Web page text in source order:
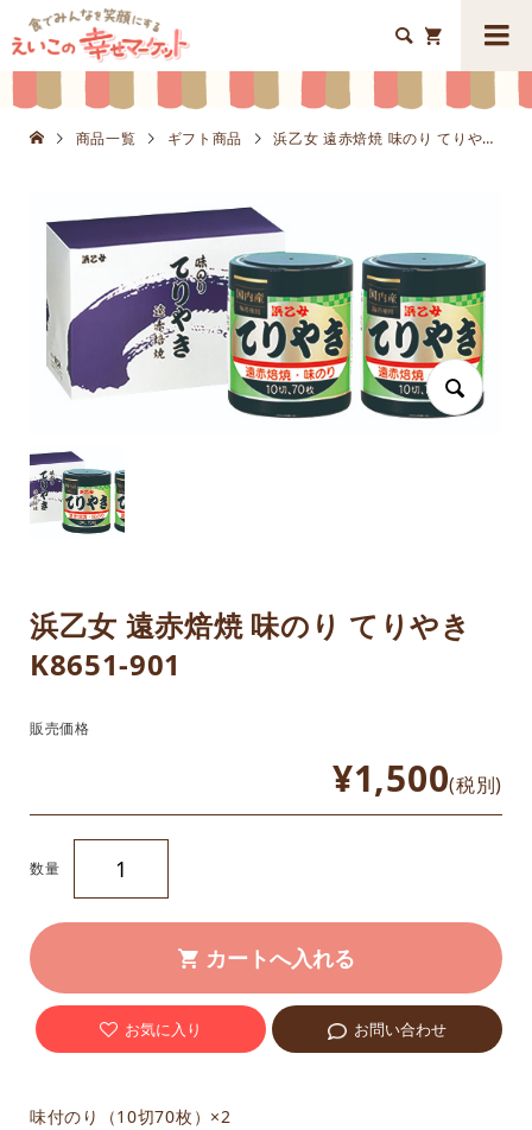


商品一覧 ギフト商品 浜乙女 遠赤焙焼 味のり てりやきK8651-901
浜乙女 遠赤焙焼 味のり てりやき
K8651-901
味付のり（10切70枚）×2
販売価格
¥1,500(税別)
数量
お気に入り お問い合わせ